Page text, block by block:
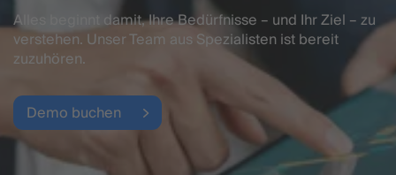
Alles beginnt damit, Ihre Bedürfnisse – und Ihr Ziel – zu
verstehen. Unser Team aus Spezialisten ist bereit
zuzuhören.
Demo buchen